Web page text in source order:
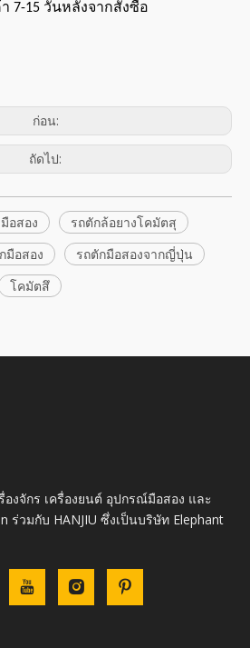
7-15 วันหลังจากสั่งซื้อ
ก่อน:
ถัดไป:
อสอง
รถตักล้อยางโคมัตสุ
มือสอง
รถตักมือสองจากญี่ปุ่น
โคมัตสึ
องจักร เครื่องยนต์ อุปกรณ์มือสอง และ
ร่วมกับ HANJIU ซึ่งเป็นบริษัท Elephant